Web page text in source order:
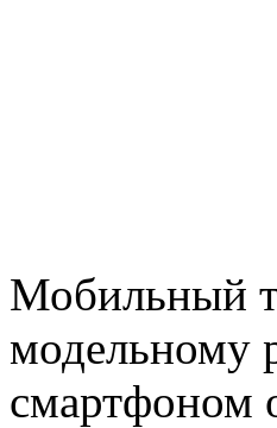
Мобильный
модельному
смартфоном